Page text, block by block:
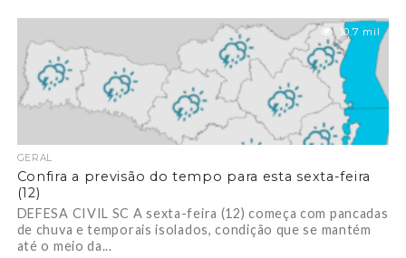
10.7 mil
GERAL
Confira a previsão do tempo para esta sexta-feira
(12)
DEFESA CIVIL SC A sexta-feira (12) começa com pancadas
de chuva e temporais isolados, condição que se mantém
até o meio da...